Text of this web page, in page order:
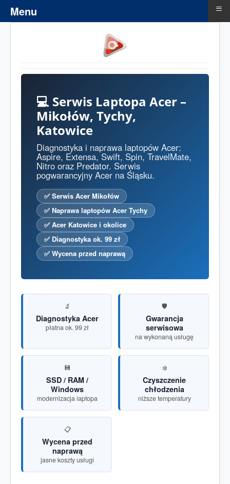
💻 Serwis Laptopa Acer –
Mikołów, Tychy,
Katowice
Diagnostyka i naprawa laptopów Acer:
Aspire, Extensa, Swift, Spin, TravelMate,
Nitro oraz Predator. Serwis
pogwarancyjny Acer na Śląsku.
✅ Serwis Acer Mikołów
✅ Naprawa laptopów Acer Tychy
✅ Acer Katowice i okolice
✅ Diagnostyka ok. 99 zł
✅ Wycena przed naprawą
🔬
Diagnostyka Acer
płatna ok. 99 zł
🛡️
Gwarancja
serwisowa
na wykonaną usługę
💾
SSD / RAM /
Windows
modernizacja laptopa
❄️
Czyszczenie
chłodzenia
niższe temperatury
📋
Wycena przed
naprawą
jasne koszty usługi
Menu ≡